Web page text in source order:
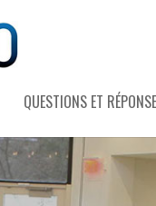
QUESTIONS ET